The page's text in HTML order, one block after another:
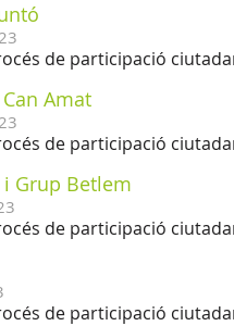
de participació
Amat
de participació
Grup Betlem
de participació
de participació